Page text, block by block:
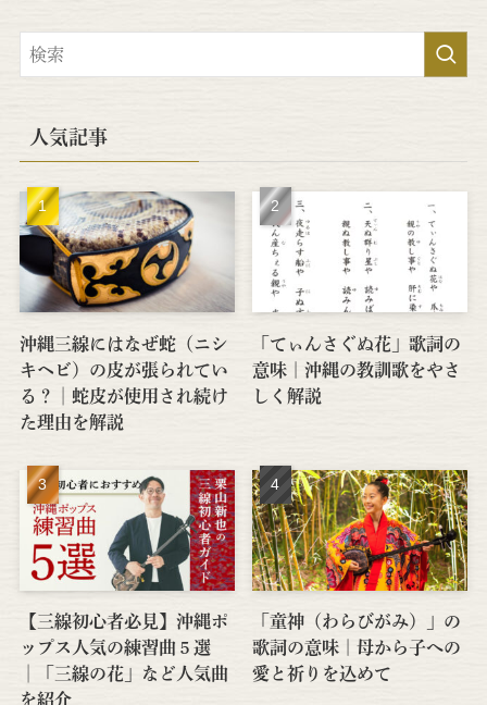
人気記事
沖縄三線にはなぜ蛇（ニシ
キヘビ）の皮が張られてい
る？│蛇皮が使用され続け
た理由を解説
「てぃんさぐぬ花」歌詞の
意味｜沖縄の教訓歌をやさ
しく解説
【三線初心者必見】沖縄ポ
ップス人気の練習曲５選
│「三線の花」など人気曲
を紹介
「童神（わらびがみ）」の
歌詞の意味｜母から子への
愛と祈りを込めて